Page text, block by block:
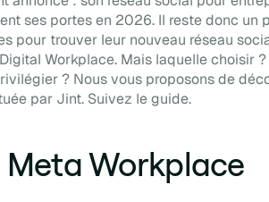
ses portes en 2026. Il reste donc un
pour trouver leur nouveau réseau
Workplace. Mais laquelle choisir
? Nous vous proposons de
par Jint. Suivez le guide.
Meta Workplace